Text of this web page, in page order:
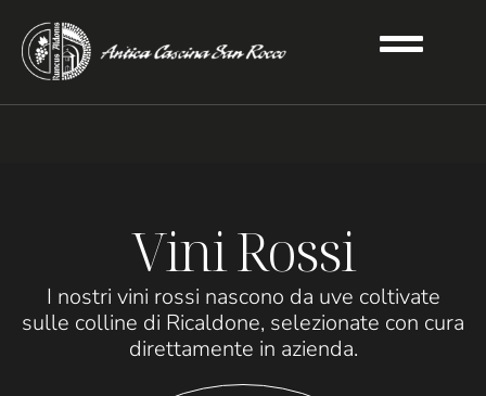
Vini Rossi
I nostri vini rossi nascono da uve coltivate
sulle colline di Ricaldone, selezionate con cura
direttamente in azienda.